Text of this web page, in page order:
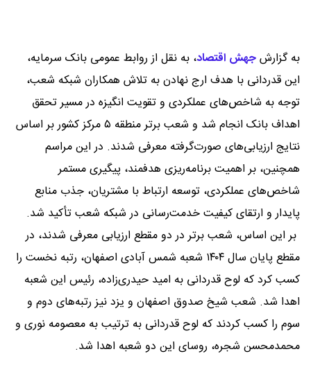
به گزارشجهش اقتصاد، به نقل از روابط عمومی بانک سرمایه،
این قدردانی با هدف ارج نهادن به تلاش همکاران شبکه شعب،
توجه به شاخص‌های عملکردی و تقویت انگیزه در مسیر تحقق
اهداف بانک انجام شد و شعب برتر منطقه ۵ مرکز کشور بر اساس
نتایج ارزیابی‌های صورت‌گرفته معرفی شدند. در این مراسم
همچنین، بر اهمیت برنامه‌ریزی هدفمند، پیگیری مستمر
شاخص‌های عملکردی، توسعه ارتباط با مشتریان، جذب منابع
پایدار و ارتقای کیفیت خدمت‌رسانی در شبکه شعب تأکید شد.
بر این اساس، شعب برتر در دو مقطع ارزیابی معرفی شدند، در
مقطع پایان سال ۱۴۰۴ شعبه شمس آبادی اصفهان، رتبه نخست را
کسب کرد که لوح قدردانی به امید حیدری‌زاده، رئیس این شعبه
اهدا شد. شعب شیخ صدوق اصفهان و یزد نیز رتبه‌های دوم و
سوم را کسب کردند که لوح قدردانی به ترتیب به معصومه نوری و
محمدمحسن شجره، روسای این دو شعبه اهدا شد.